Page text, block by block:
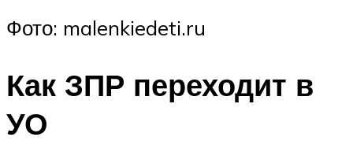
Фото: malenkiedeti.ru
Как ЗПР переходит в
УО